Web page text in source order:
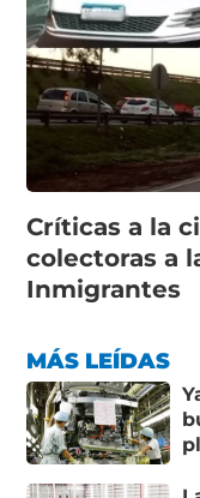
Críticas a la
colectoras a
Inmigrantes
MÁS LEÍDAS